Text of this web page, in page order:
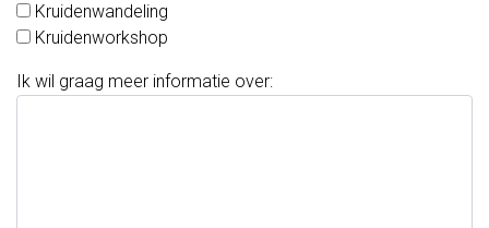
Vergaderen
recepties
Kruidenwandeling
Kruidenworkshop
Ik wil graag meer informatie over: